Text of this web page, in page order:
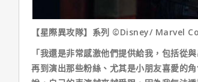
【星際異攻隊】系列 ©Disney/ Marvel
「我還是非常感激他們提供給我，包括從
再到演出那些粉絲、尤其是小朋友喜愛的